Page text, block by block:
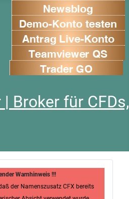
| Broker für
Warnhinweis !!!
der Namenszusatz CFX bereits